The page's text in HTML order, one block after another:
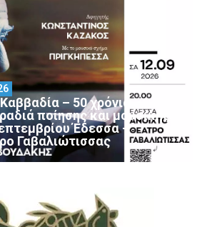
– 50 χρόνια
ποίησης και μουσικής
Έδεσσα –
Γαβαλιώτισσας